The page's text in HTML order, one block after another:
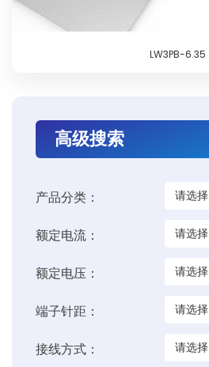
高级搜索
产品分类： 请选择
额定电流： 请选择
额定电压： 请选择
端子针距： 请选择
接线方式： 请选择
LW3PB-6.35